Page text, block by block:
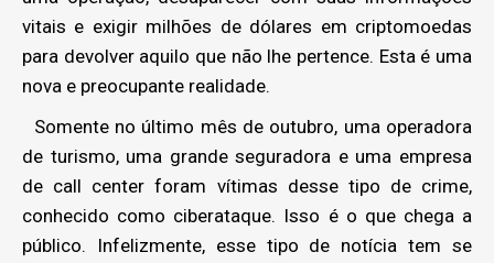
vitais e exigir milhões de dólares em criptomoedas
para devolver aquilo que não lhe pertence. Esta é uma
nova e preocupante realidade.
Somente no último mês de outubro, uma operadora
de turismo, uma grande seguradora e uma empresa
de call center foram vítimas desse tipo de crime,
conhecido como ciberataque. Isso é o que chega a
público. Infelizmente, esse tipo de notícia tem se